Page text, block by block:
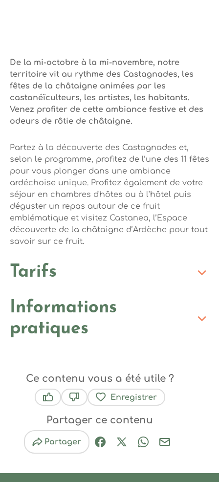
De la mi-octobre à la mi-novembre, notre
territoire vit au rythme des Castagnades, les
fêtes de la châtaigne animées par les
castanéïculteurs, les artistes, les habitants.
Venez profiter de cette ambiance festive et des
odeurs de rôtie de châtaigne.
Partez à la découverte des Castagnades et,
selon le programme, profitez de l’une des 11 fêtes
pour vous plonger dans une ambiance
ardéchoise unique. Profitez également de votre
séjour en chambres d'hôtes ou à l'hôtel puis
déguster un repas autour de ce fruit
emblématique et visitez Castanea, l’Espace
découverte de la châtaigne d’Ardèche pour tout
savoir sur ce fruit.
Tarifs
Informations
pratiques
Ce contenu vous a été utile ?
Enregistrer
Partager ce contenu
Partager
Partager sur Facebook
Partager sur X / Twitter
Partager sur
Partager par